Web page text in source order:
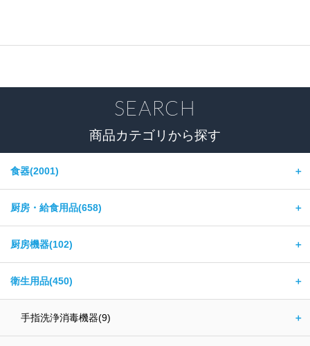
SEARCH
商品カテゴリから探す
食器(2001) ＋
厨房・給食用品(658) ＋
厨房機器(102) ＋
衛生用品(450) ＋
手指洗浄消毒機器(9) ＋